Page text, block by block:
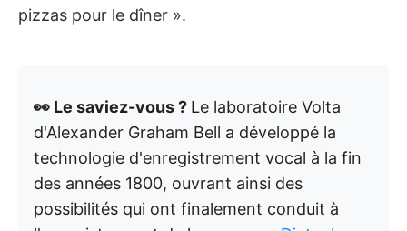
pizzas pour le dîner ».
👀 Le saviez-vous ? Le laboratoire Volta
d'Alexander Graham Bell a développé la
technologie d'enregistrement vocal à la fin
des années 1800, ouvrant ainsi des
possibilités qui ont finalement conduit à